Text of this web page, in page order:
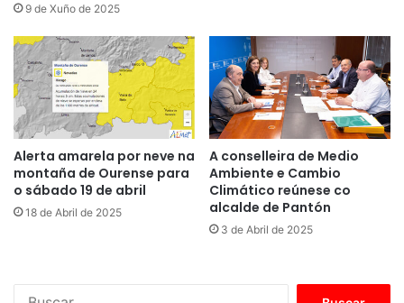
9 de Xuño de 2025
Alerta amarela por neve na
montaña de Ourense para
o sábado 19 de abril
18 de Abril de 2025
A conselleira de Medio
Ambiente e Cambio
Climático reúnese co
alcalde de Pantón
3 de Abril de 2025